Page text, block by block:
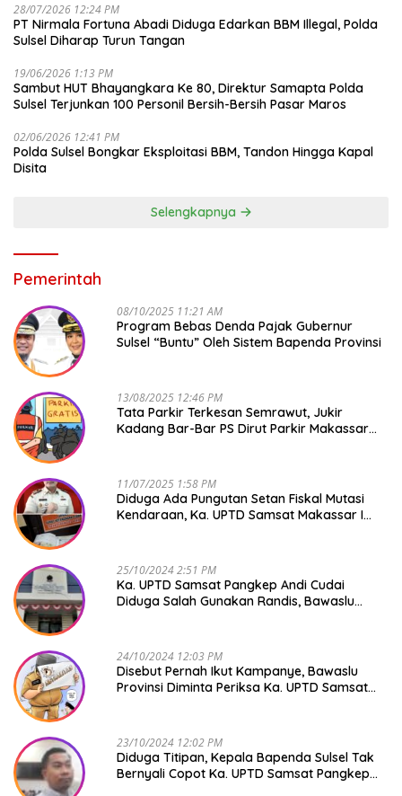
28/07/2026 12:24 PM
PT Nirmala Fortuna Abadi Diduga Edarkan BBM Illegal, Polda
Sulsel Diharap Turun Tangan
19/06/2026 1:13 PM
Sambut HUT Bhayangkara Ke 80, Direktur Samapta Polda
Sulsel Terjunkan 100 Personil Bersih-Bersih Pasar Maros
02/06/2026 12:41 PM
Polda Sulsel Bongkar Eksploitasi BBM, Tandon Hingga Kapal
Disita
Selengkapnya
Pemerintah
08/10/2025 11:21 AM
Program Bebas Denda Pajak Gubernur
Sulsel “Buntu” Oleh Sistem Bapenda Provinsi
13/08/2025 12:46 PM
Tata Parkir Terkesan Semrawut, Jukir
Kadang Bar-Bar PS Dirut Parkir Makassar
11/07/2025 1:58 PM
Diduga Ada Pungutan Setan Fiskal Mutasi
Kendaraan, Ka. UPTD Samsat Makassar I
25/10/2024 2:51 PM
Ka. UPTD Samsat Pangkep Andi Cudai
Diduga Salah Gunakan Randis, Bawaslu
24/10/2024 12:03 PM
Disebut Pernah Ikut Kampanye, Bawaslu
Provinsi Diminta Periksa Ka. UPTD Samsat
23/10/2024 12:02 PM
Diduga Titipan, Kepala Bapenda Sulsel Tak
Bernyali Copot Ka. UPTD Samsat Pangkep